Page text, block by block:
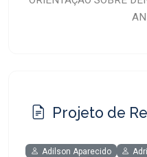
Projeto de
Adilson Aparecido